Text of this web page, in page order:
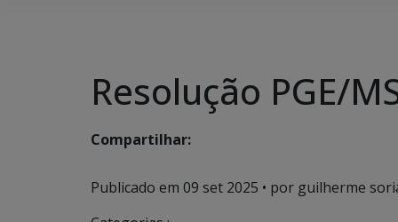
Resolução PGE/
Compartilhar:
Publicado em 09 set 2025 • por guilherme